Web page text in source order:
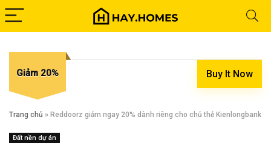
Giảm 20% Buy It Now
Trang chủ » Reddoorz giảm ngay 20% dành riêng cho chủ thẻ Kienlongbank
Đất nền dự án